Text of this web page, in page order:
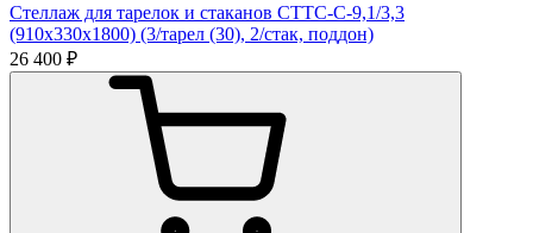
Стеллаж для тарелок и стаканов СТТС-С-9,1/3,3
(910х330х1800) (3/тарел (30), 2/стак, поддон)
26 400 ₽